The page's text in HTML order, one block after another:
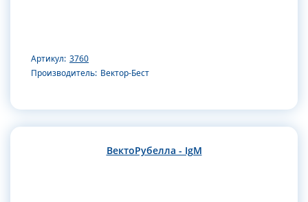
Артикул: 3760
Производитель: Вектор-Бест
ВектоРубелла - IgM